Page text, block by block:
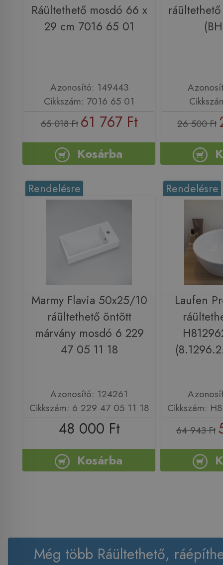
Ráültethető mosdó 66 x
29 cm 7016 65 01
Azonosító: 149443
Cikkszám: 7016 65 01
65 018 Ft 61 767 Ft
Kosárba
26 500 Ft
Rendelésre
Marmy Flavia 50x25/10
ráültethető öntött
márvány mosdó 6 229
47 05 11 18
Azonosító: 124261
Cikkszám: 6 229 47 05 11 18
48 000 Ft
Kosárba
Rendelésre
Laufen
Cikkszám:
64 943 Ft
Még több Ráültethető,